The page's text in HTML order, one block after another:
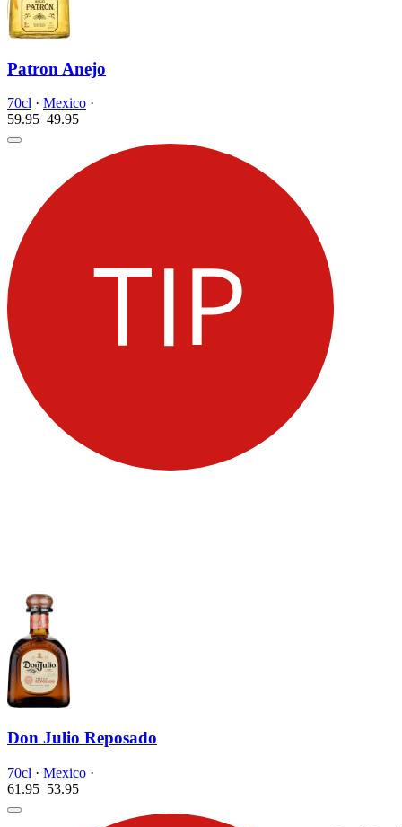
Patron Anejo
70cl · Mexico ·
59.95 49.95
Don Julio Reposado
70cl · Mexico ·
61.95 53.95